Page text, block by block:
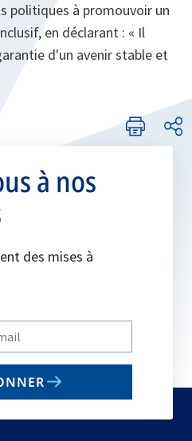
politiques à promouvoir un
en déclarant : « Il
d'un avenir stable et
à nos
des mises à